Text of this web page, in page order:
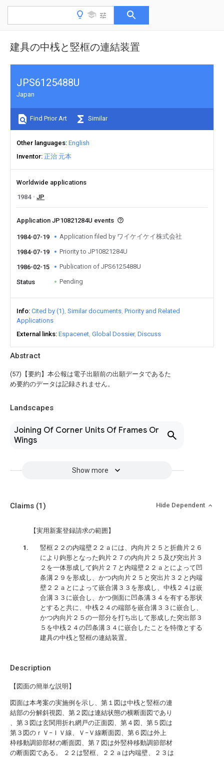
建具の中桟と竪框の連結装置
Abstract
(57)【要約】本公報は電子出願前の出願データであるた
め要約のデータは記録されません。
Landscapes
Joining Of Corner Units Of Frames Or
Wings
Show more
JPS6125488U
Japan
Find Prior Art Similar
Other languages English
Inventor 正治 元本
Worldwide applications
1984
JP
Application JP10821284U events
1984-07-19 Application filed by ワイケイケイ株式会社
1984-07-19 Priority to JP10821284U
1986-02-15 Publication of JPS6125488U
Status Pending
Info Cited by (1) Similar documents Priority and Related
Applications
External links Espacenet Global Dossier Discuss
Description
【図面の簡単な説明】
図面は本考案の実施例を示し、第１図は中桟と竪框の連
結部の分解斜視図、第２図は連結状態の横断面図であり
、第３図は玄関用折れ網戸の正面図、第４図、第５図は
第３図のｒＶ−ＩＶ線、Ｖ−Ｖ線断面図、第６図は外上
枠移動調節部材の断面図、第７図は外竪枠移動調節部材
の断面図である。 ２２は竪框、２２ａは内端壁、２３は
Claims (1) Hide Dependent
【実用新案登録請求の範囲】
竪框２２の内端壁２２ａには、内向片２５と折曲片２６
により鉤形となった鉤片２７の内向片２５及び突出片３
２を一体形成して鉤片２７と内端壁２２ａとによって凹
条溝２９を形成し、かつ内向片２５と突出片３２と内端
壁２２ａとによって嵌合溝３３を形成し、中桟２４は嵌
合溝３３に嵌合し、かつ側面に凹条溝３４を有する形状
とすると共に、中桟２４の端部を嵌合溝３３に嵌合し、
かつ内向片２５の一部分を打ち出して形成した突出部３
５を中桟２４の凹条溝３４に嵌合したことを特徴とする
建具の中桟と竪框の連結装置。